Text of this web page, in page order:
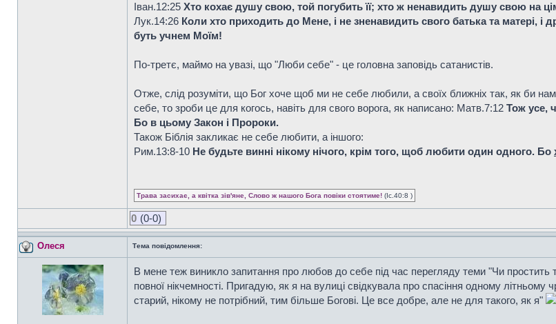
Iван.12:25 Хто кохає душу свою, той погубить її; хто ж ненавидить душу свою на цім
Лук.14:26 Коли хто приходить до Мене, і не зненавидить свого батька та матері, і
буть учнем Моїм!
По-третє, маймо на увазі, що "Люби себе" - це головна заповідь сатанистів.
Отже, слід розуміти, що Бог хоче щоб ми не себе любили, а своїх ближніх так, як би
себе, то зроби це для когось, навіть для свого ворога, як написано: Матв.7:12 Тож усе,
Бо в цьому Закон і Пророки.
Також Біблія закликає не себе любити, а іншого:
Рим.13:8-10 Не будьте винні нікому нічого, крім того, щоб любити один одного. Бо
Трава засихає, а квітка зів'яне, Слово ж нашого Бога повіки стоятиме! (Іс.40:8 )
0 (0-0)
Олеся Тема повідомлення:
В мене теж виникло запитання про любов до себе під час перегляду теми "Чи
повної нікчемності. Пригадую, як я на вулиці свідкувала про спасіння одному
старий, нікому не потрібний, тим більше Богові. Це все добре, але не для такого, як я"